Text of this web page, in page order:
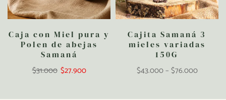
Caja con Miel pura y
Polen de abejas
Samaná
$31.000 $27.900
Cajita Samaná 3
mieles variadas
150G
$43.000 – $76.000